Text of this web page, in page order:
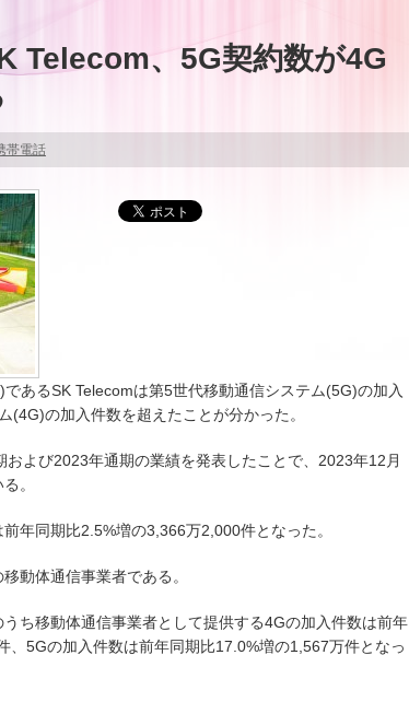
Telecom、5G契約数が4G
帯電話
あるSK Telecomは第5世代移動通信システム(5G)の加入
(4G)の加入件数を超えたことが分かった。
よび2023年通期の業績を発表したことで、2023年12月
。
年同期比2.5%増の3,366万2,000件となった。
動体通信事業者である。
ち移動体通信事業者として提供する4Gの加入件数は前年
、5Gの加入件数は前年同期比17.0%増の1,567万件となっ